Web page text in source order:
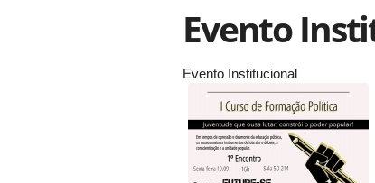
Evento
Evento Institucional